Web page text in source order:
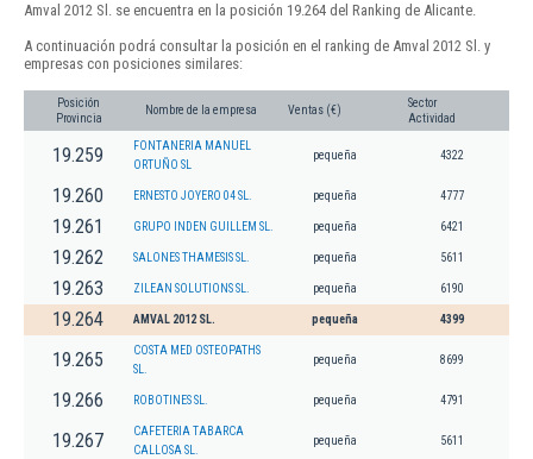
Amval 2012 Sl. se encuentra en la posición 19.264 del Ranking de Alicante.
A continuación podrá consultar la posición en el ranking de Amval 2012 Sl. y
empresas con posiciones similares:
Posición
Provincia
Nombre de la empresa Ventas (€)
Sector
Actividad
19.259
FONTANERIA MANUEL
ORTUÑO SL
pequeña 4322
19.260 ERNESTO JOYERO 04 SL. pequeña 4777
19.261 GRUPO INDEN GUILLEM SL. pequeña 6421
19.262 SALONES THAMESIS SL. pequeña 5611
19.263 ZILEAN SOLUTIONS SL. pequeña 6190
19.264 AMVAL 2012 SL. pequeña 4399
19.265
COSTA MED OSTEOPATHS
SL.
pequeña 8699
19.266 ROBOTINES SL. pequeña 4791
19.267
CAFETERIA TABARCA
CALLOSA SL.
pequeña 5611